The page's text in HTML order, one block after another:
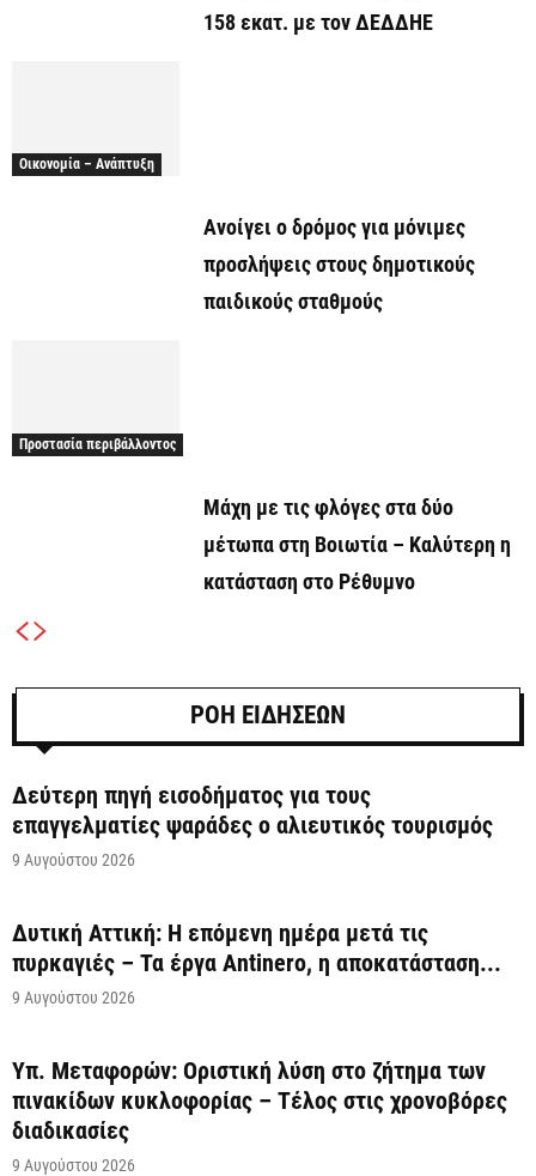
158 εκατ. με τον ΔΕΔΔΗΕ
Οικονομία – Ανάπτυξη
Ανοίγει ο δρόμος για μόνιμες
προσλήψεις στους δημοτικούς
παιδικούς σταθμούς
Προστασία περιβάλλοντος
Μάχη με τις φλόγες στα δύο
μέτωπα στη Βοιωτία – Καλύτερη η
κατάσταση στο Ρέθυμνο
ΡΟΗ ΕΙΔΗΣΕΩΝ
Δεύτερη πηγή εισοδήματος για τους
επαγγελματίες ψαράδες ο αλιευτικός τουρισμός
9 Αυγούστου 2026
Δυτική Αττική: Η επόμενη ημέρα μετά τις
πυρκαγιές – Τα έργα Antinero, η αποκατάσταση...
9 Αυγούστου 2026
Υπ. Μεταφορών: Οριστική λύση στο ζήτημα των
πινακίδων κυκλοφορίας – Τέλος στις χρονοβόρες
διαδικασίες
9 Αυγούστου 2026